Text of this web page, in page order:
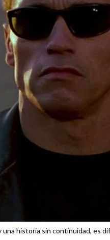
historia sin continuidad, es